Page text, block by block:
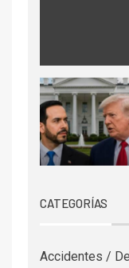
CATEGORÍAS
Accidentes /